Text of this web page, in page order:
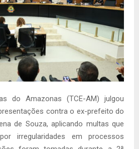
do Amazonas (TCE-AM) julgou
contra o ex-prefeito do
de Souza, aplicando multas que
irregularidades em processos